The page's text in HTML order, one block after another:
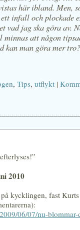
här ibland. Men,
ett infall och plockade
vad jag ska göra av.
att någon
kan man göra mer tro?
, Tips, utflykt |
2010
kycklingen, fast
06/07/nu-